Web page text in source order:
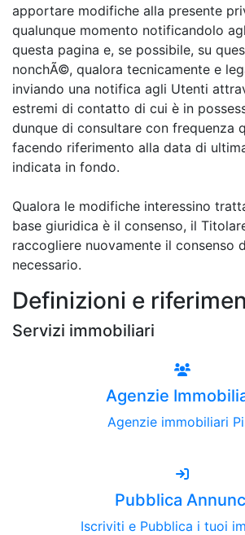
apportare modifiche alla presente
qualunque momento notificandolo
questa pagina e, se possibile, su
nonchÃ©, qualora tecnicamente e
inviando una notifica agli Utenti
estremi di contatto di cui è in
dunque di consultare con frequenza
facendo riferimento alla data di
indicata in fondo.
Qualora le modifiche interessino
base giuridica è il consenso, il
raccogliere nuovamente il consenso
necessario.
Definizioni e
Servizi immobiliari
Agenzie
Agenzie immobiliari
Pubblica
Iscriviti e Pubblica i tuoi